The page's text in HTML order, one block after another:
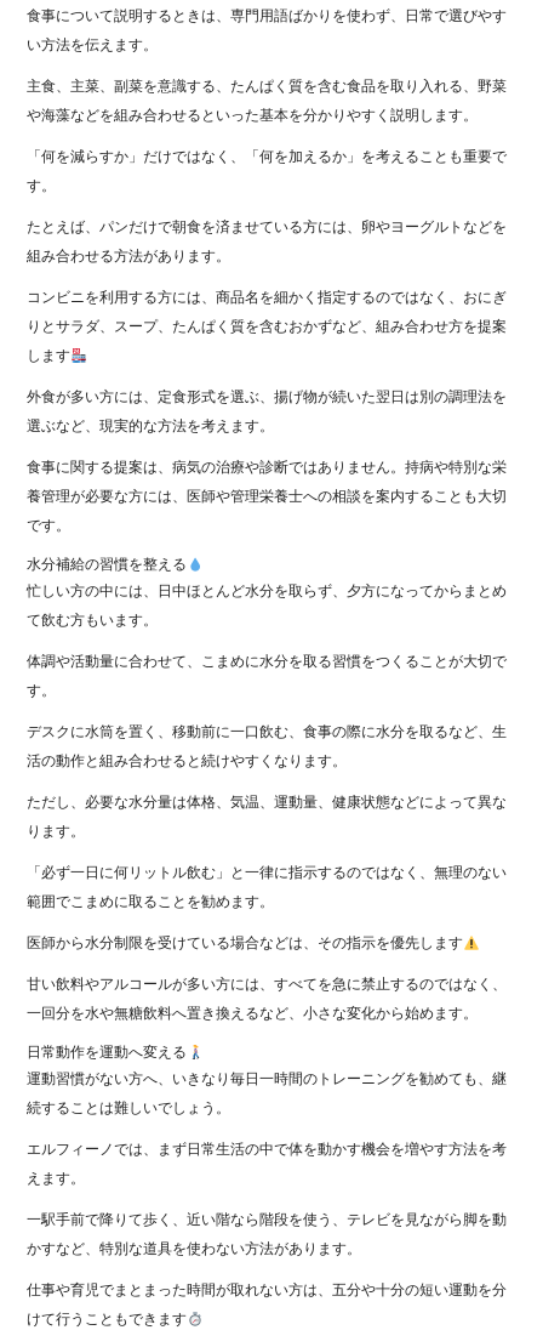
食事について説明するときは、専門用語ばかりを使わず、日常で選びやす
い方法を伝えます。
主食、主菜、副菜を意識する、たんぱく質を含む食品を取り入れる、野菜
や海藻などを組み合わせるといった基本を分かりやすく説明します。
「何を減らすか」だけではなく、「何を加えるか」を考えることも重要で
す。
たとえば、パンだけで朝食を済ませている方には、卵やヨーグルトなどを
組み合わせる方法があります。
コンビニを利用する方には、商品名を細かく指定するのではなく、おにぎ
りとサラダ、スープ、たんぱく質を含むおかずなど、組み合わせ方を提案
します
外食が多い方には、定食形式を選ぶ、揚げ物が続いた翌日は別の調理法を
選ぶなど、現実的な方法を考えます。
食事に関する提案は、病気の治療や診断ではありません。持病や特別な栄
養管理が必要な方には、医師や管理栄養士への相談を案内することも大切
です。
水分補給の習慣を整える
忙しい方の中には、日中ほとんど水分を取らず、夕方になってからまとめ
て飲む方もいます。
体調や活動量に合わせて、こまめに水分を取る習慣をつくることが大切で
す。
デスクに水筒を置く、移動前に一口飲む、食事の際に水分を取るなど、生
活の動作と組み合わせると続けやすくなります。
ただし、必要な水分量は体格、気温、運動量、健康状態などによって異な
ります。
「必ず一日に何リットル飲む」と一律に指示するのではなく、無理のない
範囲でこまめに取ることを勧めます。
医師から水分制限を受けている場合などは、その指示を優先します
甘い飲料やアルコールが多い方には、すべてを急に禁止するのではなく、
一回分を水や無糖飲料へ置き換えるなど、小さな変化から始めます。
日常動作を運動へ変える
運動習慣がない方へ、いきなり毎日一時間のトレーニングを勧めても、継
続することは難しいでしょう。
エルフィーノでは、まず日常生活の中で体を動かす機会を増やす方法を考
えます。
一駅手前で降りて歩く、近い階なら階段を使う、テレビを見ながら脚を動
かすなど、特別な道具を使わない方法があります。
仕事や育児でまとまった時間が取れない方は、五分や十分の短い運動を分
けて行うこともできます